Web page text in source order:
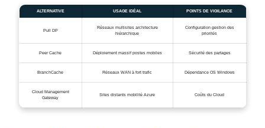
ALTERNATIVE USAGE IDÉAL POINTS DE VIGILANCE
Pull DP
Réseaux multisites architecture
hiérarchique
Configuration gestion des
priorités
Peer Cache Déploiement massif postes mobiles Sécurité des partages
BranchCache Réseaux WAN à fort trafic Dépendance OS Windows
Cloud Management
Gateway
Sites distants mobilité Azure Coûts du Cloud